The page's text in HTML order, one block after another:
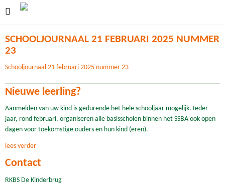
SCHOOLJOURNAAL 21 FEBRUARI 2025 NUMMER
23
Schooljournaal 21 februari 2025 nummer 23
Nieuwe leerling?
Aanmelden van uw kind is gedurende het hele schooljaar mogelijk. Ieder
jaar, rond februari, organiseren alle basisscholen binnen het SSBA ook open
dagen voor toekomstige ouders en hun kind (eren).
lees verder
Contact
RKBS De Kinderbrug